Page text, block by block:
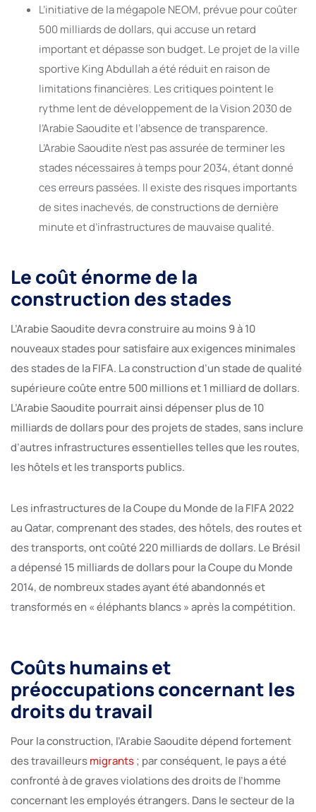
L’initiative de la mégapole NEOM, prévue pour coûter
500 milliards de dollars, qui accuse un retard
important et dépasse son budget. Le projet de la ville
sportive King Abdullah a été réduit en raison de
limitations financières. Les critiques pointent le
rythme lent de développement de la Vision 2030 de
l’Arabie Saoudite et l’absence de transparence.
L’Arabie Saoudite n’est pas assurée de terminer les
stades nécessaires à temps pour 2034, étant donné
ces erreurs passées. Il existe des risques importants
de sites inachevés, de constructions de dernière
minute et d’infrastructures de mauvaise qualité.
Le coût énorme de la
construction des stades
L’Arabie Saoudite devra construire au moins 9 à 10
nouveaux stades pour satisfaire aux exigences minimales
des stades de la FIFA. La construction d’un stade de qualité
supérieure coûte entre 500 millions et 1 milliard de dollars.
L’Arabie Saoudite pourrait ainsi dépenser plus de 10
milliards de dollars pour des projets de stades, sans inclure
d’autres infrastructures essentielles telles que les routes,
les hôtels et les transports publics.
Les infrastructures de la Coupe du Monde de la FIFA 2022
au Qatar, comprenant des stades, des hôtels, des routes et
des transports, ont coûté 220 milliards de dollars. Le Brésil
a dépensé 15 milliards de dollars pour la Coupe du Monde
2014, de nombreux stades ayant été abandonnés et
transformés en « éléphants blancs » après la compétition.
Coûts humains et
préoccupations concernant les
droits du travail
Pour la construction, l’Arabie Saoudite dépend fortement
des travailleursmigrants; par conséquent, le pays a été
confronté à de graves violations des droits de l’homme
concernant les employés étrangers. Dans le secteur de la